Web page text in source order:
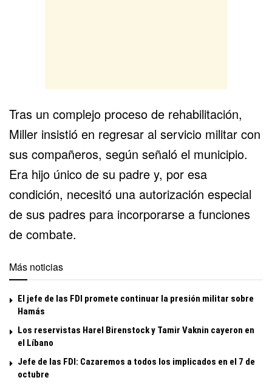
Tras un complejo proceso de rehabilitación,
Miller insistió en regresar al servicio militar con
sus compañeros, según señaló el municipio.
Era hijo único de su padre y, por esa
condición, necesitó una autorización especial
de sus padres para incorporarse a funciones
de combate.
Más noticias
El jefe de las FDI promete continuar la presión militar sobre
Hamás
Los reservistas Harel Birenstock y Tamir Vaknin cayeron en
el Líbano
Jefe de las FDI: Cazaremos a todos los implicados en el 7 de
octubre